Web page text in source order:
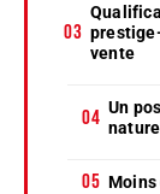
vente
Un
Moins